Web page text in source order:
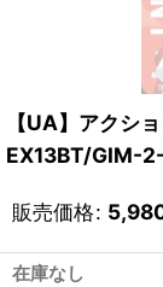
【UA】アクシ
EX13BT/GIM-
販売価格:
在庫なし